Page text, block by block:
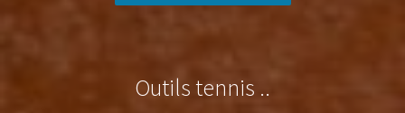
Outils tennis ..